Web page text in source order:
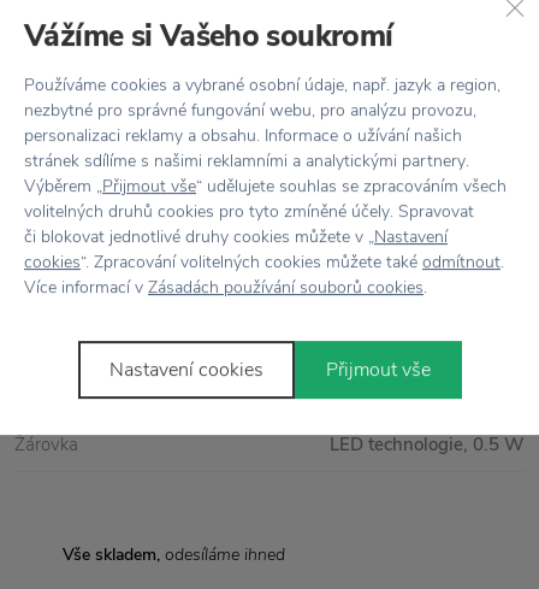
Vše skladem, odesíláme ihned
Balení Nabíjecí adaptér není součástí balení
Barva Fialová
Designér Tristan Lohner
Kolekce
Hliník / Polyethylen
Výška 25 cm x průměr 19 cm
Žárovka LED technologie, 0.5 W
Vážíme si Vašeho soukromí
Používáme cookies a vybrané osobní údaje, např. jazyk a region,
nezbytné pro správné fungování webu, pro analýzu provozu,
personalizaci reklamy a obsahu. Informace o užívání našich
stránek sdílíme s našimi reklamními a analytickými partnery.
Výběrem „Přijmout vše“ udělujete souhlas se zpracováním všech
volitelných druhů cookies pro tyto zmíněné účely. Spravovat
či blokovat jednotlivé druhy cookies můžete v „Nastavení
cookies“. Zpracování volitelných cookies můžete také odmítnout.
Více informací v Zásadách používání souborů cookies.
Nastavení cookies Přijmout vše